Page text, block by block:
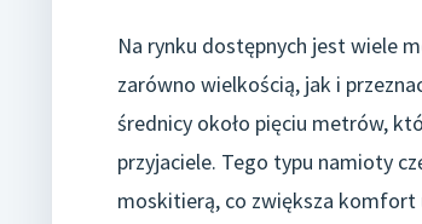
Na rynku dostępnych jest wiele
zarówno wielkością, jak i
średnicy około pięciu metrów,
przyjaciele. Tego typu namioty
moskitierą, co zwiększa